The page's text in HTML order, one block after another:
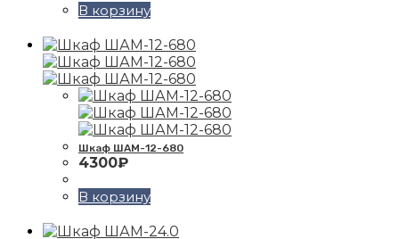
В корзину
Шкаф ШАМ-12-680
4300₽
В корзину